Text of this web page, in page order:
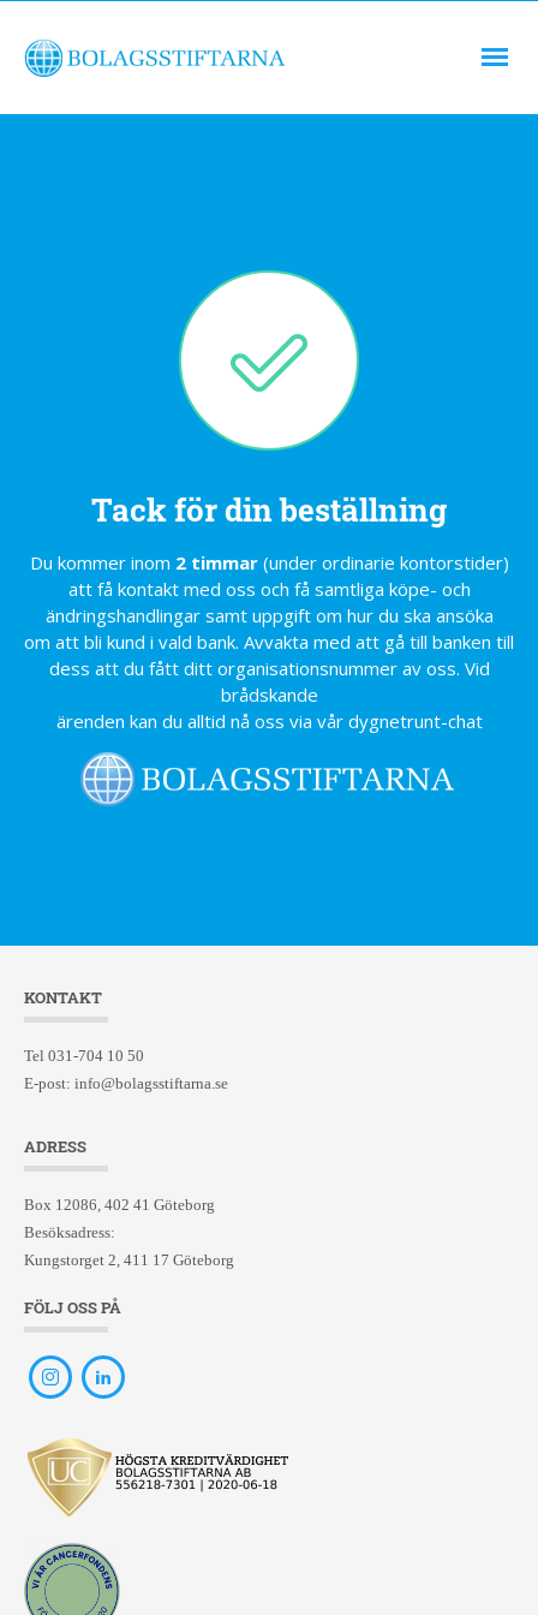
Tack för din beställning
Du kommer inom 2 timmar(under ordinarie kontorstider)
att få kontakt med oss och få samtliga köpe- och
ändringshandlingar samt uppgift om hur du ska ansöka
om att bli kund i vald bank. Avvakta med att gå till banken till
dess att du fått ditt organisationsnummer av oss. Vid
brådskande
ärenden kan du alltid nå oss via vår dygnetrunt-chat
KONTAKT
Tel 031-704 10 50
E-post: info@bolagsstiftarna.se
ADRESS
Box 12086, 402 41 Göteborg
Besöksadress:
Kungstorget 2, 411 17 Göteborg
FÖLJ OSS PÅ